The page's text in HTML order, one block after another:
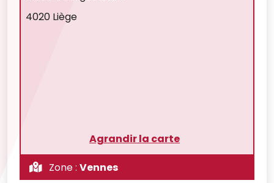
4020 Liège
Agrandir la carte
Zone : Vennes